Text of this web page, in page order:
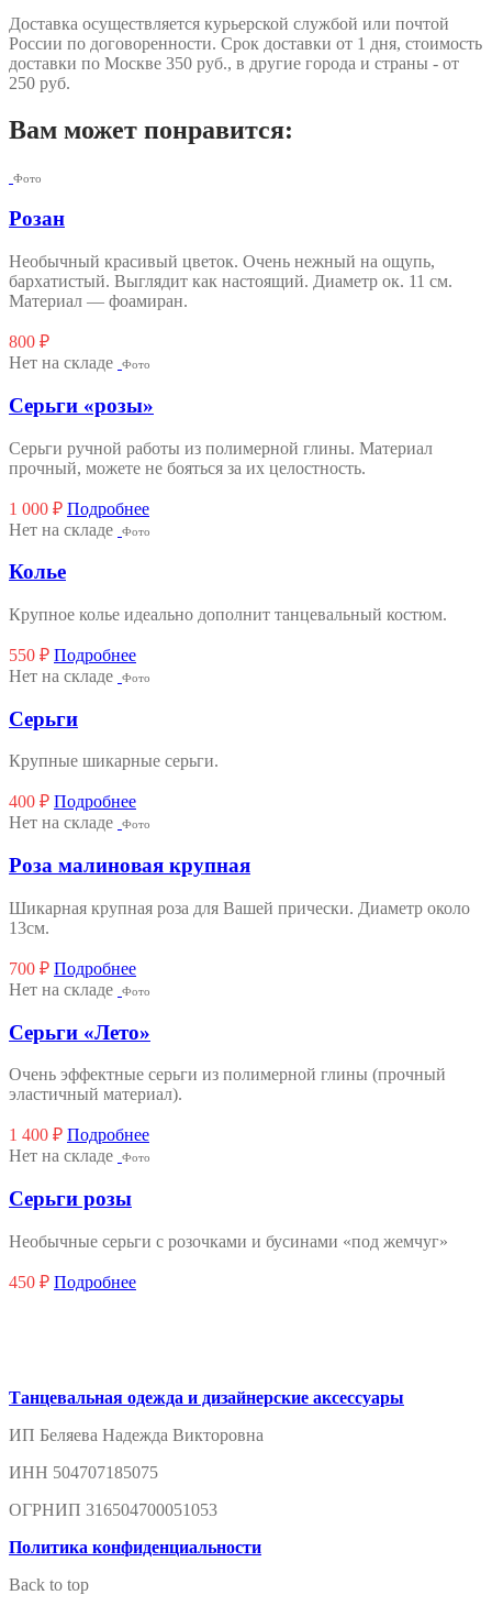
Доставка осуществляется курьерской службой или почтой
России по договоренности. Срок доставки от 1 дня, стоимость
доставки по Москве 350 руб., в другие города и страны - от
250 руб.
Вам может понравится:
Фото
Розан
Необычный красивый цветок. Очень нежный на ощупь,
бархатистый. Выглядит как настоящий. Диаметр ок. 11 см.
Материал — фоамиран.
800 ₽
Нет на складе
Фото
Серьги «розы»
Серьги ручной работы из полимерной глины. Материал
прочный, можете не бояться за их целостность.
1 000 ₽ Подробнее
Нет на складе
Фото
Колье
Крупное колье идеально дополнит танцевальный костюм.
550 ₽ Подробнее
Нет на складе
Фото
Серьги
Крупные шикарные серьги.
400 ₽ Подробнее
Нет на складе
Фото
Роза малиновая крупная
Шикарная крупная роза для Вашей прически. Диаметр около
13см.
700 ₽ Подробнее
Нет на складе
Фото
Серьги «Лето»
Очень эффектные серьги из полимерной глины (прочный
эластичный материал).
1 400 ₽ Подробнее
Нет на складе
Фото
Серьги розы
Необычные серьги с розочками и бусинами «под жемчуг»
450 ₽ Подробнее
Танцевальная одежда и дизайнерские аксессуары
ИП Беляева Надежда Викторовна
ИНН 504707185075
ОГРНИП 316504700051053
Политика конфиденциальности
Back to top